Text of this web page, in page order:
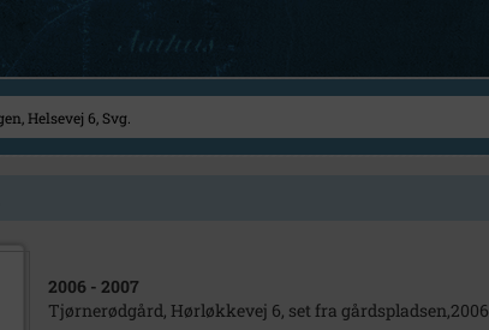
2006 - 2007
Tjørnerødgård, Hørløkkevej 6, set fra gårdspladsen,2006